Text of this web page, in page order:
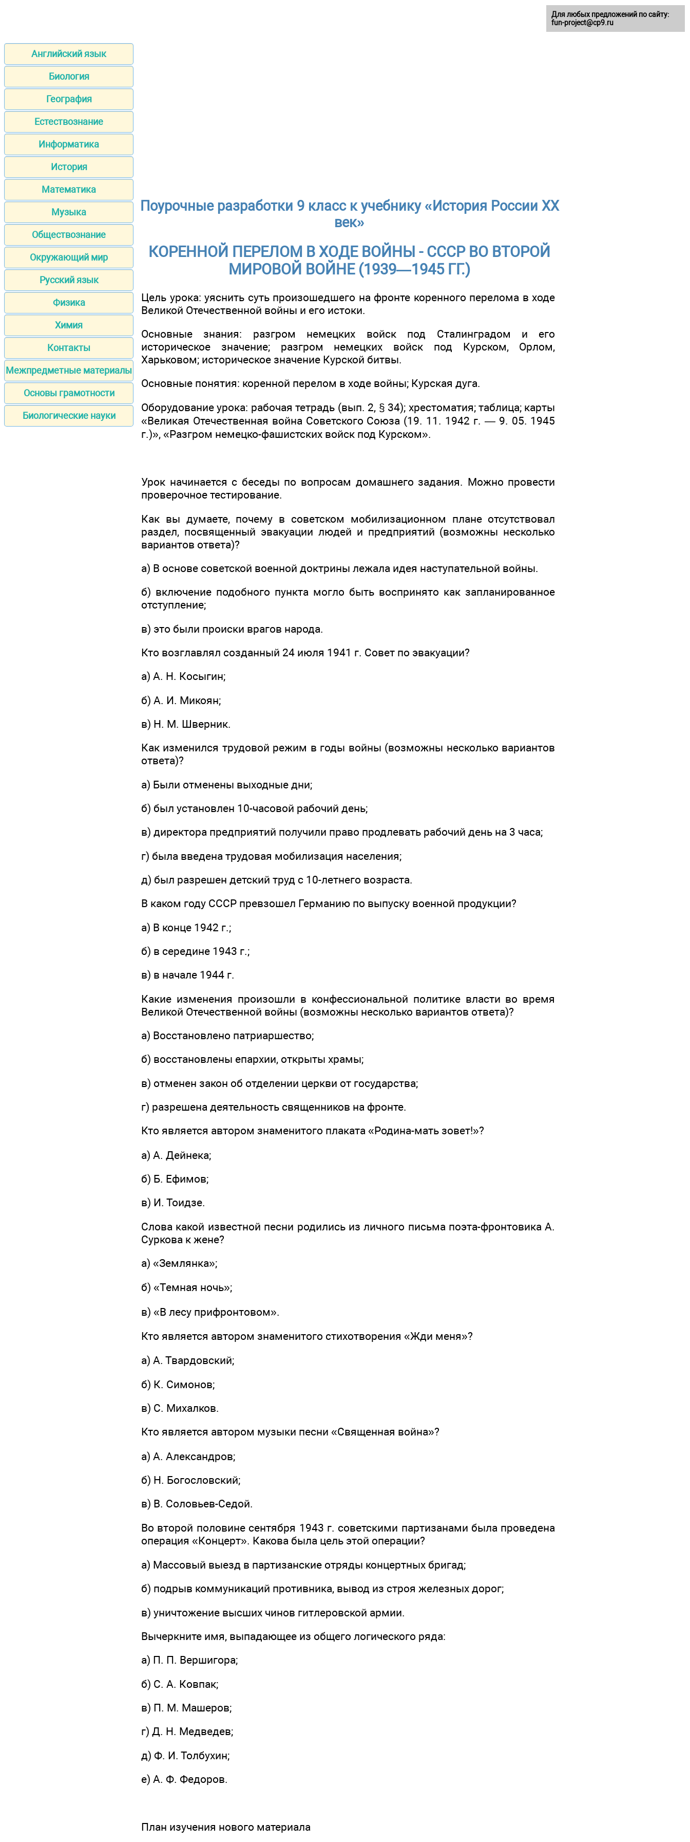
Английский язык
Биология
География
Естествознание
Информатика
История
Математика
Музыка
Обществознание
Окружающий мир
Русский язык
Физика
Химия
Контакты
Межпредметные материалы
Основы грамотности
Биологические науки
Поурочные разработки 9 класс к учебнику «История России ХХ
век»
КОРЕННОЙ ПЕРЕЛОМ В ХОДЕ ВОЙНЫ - СССР ВО ВТОРОЙ
МИРОВОЙ ВОЙНЕ (1939—1945 ГГ.)
Цель урока: уяснить суть произошедшего на фронте коренного перелома в ходе
Великой Отечественной войны и его истоки.
Основные знания: разгром немецких войск под Сталинградом и его
историческое значение; разгром немецких войск под Курском, Орлом,
Харьковом; историческое значение Курской битвы.
Основные понятия: коренной перелом в ходе войны; Курская дуга.
Оборудование урока: рабочая тетрадь (вып. 2, § 34); хрестоматия; таблица; карты
«Великая Отечественная война Советского Союза (19. 11. 1942 г. — 9. 05. 1945
г.)», «Разгром немецко-фашистских войск под Курском».
Урок начинается с беседы по вопросам домашнего задания. Можно провести
проверочное тестирование.
Как вы думаете, почему в советском мобилизационном плане отсутствовал
раздел, посвященный эвакуации людей и предприятий (возможны несколько
вариантов ответа)?
а) В основе советской военной доктрины лежала идея наступательной войны.
б) включение подобного пункта могло быть воспринято как запланированное
отступление;
в) это были происки врагов народа.
Кто возглавлял созданный 24 июля 1941 г. Совет по эвакуации?
а) А. Н. Косыгин;
б) А. И. Микоян;
в) Н. М. Шверник.
Как изменился трудовой режим в годы войны (возможны несколько вариантов
ответа)?
а) Были отменены выходные дни;
б) был установлен 10-часовой рабочий день;
в) директора предприятий получили право продлевать рабочий день на 3 часа;
г) была введена трудовая мобилизация населения;
д) был разрешен детский труд с 10-летнего возраста.
В каком году СССР превзошел Германию по выпуску военной продукции?
а) В конце 1942 г.;
б) в середине 1943 г.;
в) в начале 1944 г.
Какие изменения произошли в конфессиональной политике власти во время
Великой Отечественной войны (возможны несколько вариантов ответа)?
а) Восстановлено патриаршество;
б) восстановлены епархии, открыты храмы;
в) отменен закон об отделении церкви от государства;
г) разрешена деятельность священников на фронте.
Кто является автором знаменитого плаката «Родина-мать зовет!»?
а) А. Дейнека;
б) Б. Ефимов;
в) И. Тоидзе.
Слова какой известной песни родились из личного письма поэта-фронтовика А.
Суркова к жене?
а) «Землянка»;
б) «Темная ночь»;
в) «В лесу прифронтовом».
Кто является автором знаменитого стихотворения «Жди меня»?
а) А. Твардовский;
б) К. Симонов;
в) С. Михалков.
Кто является автором музыки песни «Священная война»?
а) А. Александров;
б) Н. Богословский;
в) В. Соловьев-Седой.
Во второй половине сентября 1943 г. советскими партизанами была проведена
операция «Концерт». Какова была цель этой операции?
а) Массовый выезд в партизанские отряды концертных бригад;
б) подрыв коммуникаций противника, вывод из строя железных дорог;
в) уничтожение высших чинов гитлеровской армии.
Вычеркните имя, выпадающее из общего логического ряда:
а) П. П. Вершигора;
б) С. А. Ковпак;
в) П. М. Машеров;
г) Д. Н. Медведев;
д) Ф. И. Толбухин;
е) А. Ф. Федоров.
План изучения нового материала
Для любых предложений по сайту:
fun-project@cp9.ru